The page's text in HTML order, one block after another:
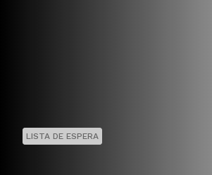
LISTA DE ESPERA